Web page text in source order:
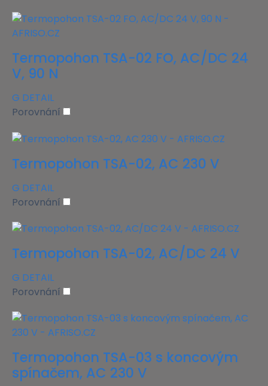
Termopohon TSA-02 FO, AC/DC 24
V, 90 N
G DETAIL
Porovnání
Termopohon TSA-02, AC 230 V
G DETAIL
Porovnání
Termopohon TSA-02, AC/DC 24 V
G DETAIL
Porovnání
Termopohon TSA-03 s koncovým
spínačem, AC 230 V